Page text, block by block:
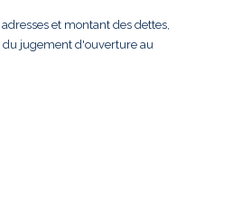
et montant des dettes,
jugement d'ouverture au